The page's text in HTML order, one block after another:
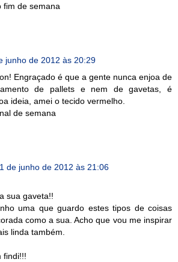
fim de semana
junho de 2012 às 20:29
Engraçado é que a gente nunca enjoa de
de pallets e nem de gavetas, é
ideia, amei o tecido vermelho.
de semana
1 de junho de 2012 às 21:06
sua gaveta!!
uma que guardo estes tipos de coisas
como a sua. Acho que vou me inspirar
linda também.
findi!!!